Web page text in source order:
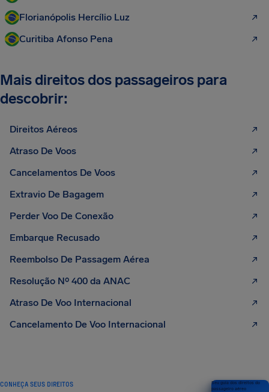
Florianópolis Hercílio Luz
Curitiba Afonso Pena
Mais direitos dos passageiros para
descobrir:
Direitos Aéreos
Atraso De Voos
Cancelamentos De Voos
Extravio De Bagagem
Perder Voo De Conexão
Embarque Recusado
Reembolso De Passagem Aérea
Resolução Nº 400 da ANAC
Atraso De Voo Internacional
Cancelamento De Voo Internacional
CONHEÇA SEUS DIREITOS
Seu guia dos direitos do
passageiro aéreo